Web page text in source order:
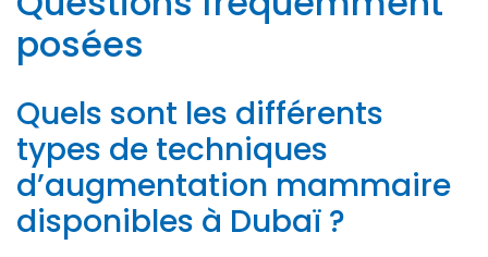
posées
Quels sont les différents
types de techniques
d’augmentation mammaire
disponibles à Dubaï ?